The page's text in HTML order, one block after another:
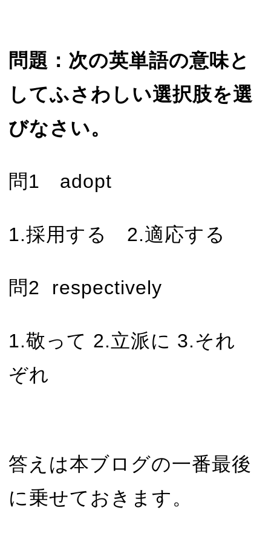
問題：次の英単語の意味と
してふさわしい選択肢を選
びなさい。
問1 adopt
1.採用する 2.適応する
問2 respectively
1.敬って 2.立派に 3.それ
ぞれ
答えは本ブログの一番最後
に乗せておきます。